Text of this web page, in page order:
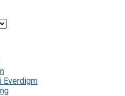
Everdigm